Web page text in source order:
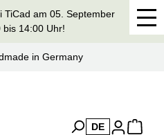
TiCad am 05. September
bis 14:00 Uhr!
in Germany
DE